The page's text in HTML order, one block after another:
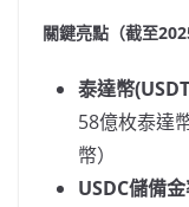
關鍵亮點（截至
泰達幣
58億枚泰達
幣）
USDC儲備金